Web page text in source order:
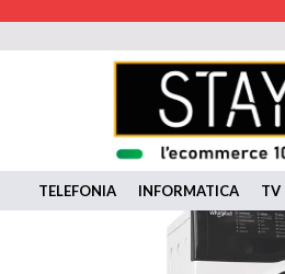
TELEFONIA INFORMATICA TV